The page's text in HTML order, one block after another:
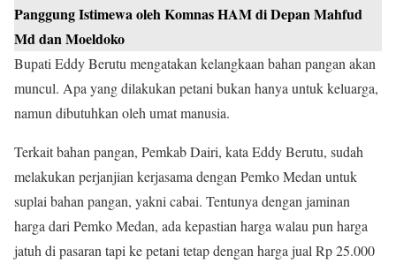
Panggung Istimewa oleh Komnas HAM di Depan Mahfud
Md dan Moeldoko
Bupati Eddy Berutu mengatakan kelangkaan bahan pangan akan
muncul. Apa yang dilakukan petani bukan hanya untuk keluarga,
namun dibutuhkan oleh umat manusia.
Terkait bahan pangan, Pemkab Dairi, kata Eddy Berutu, sudah
melakukan perjanjian kerjasama dengan Pemko Medan untuk
suplai bahan pangan, yakni cabai. Tentunya dengan jaminan
harga dari Pemko Medan, ada kepastian harga walau pun harga
jatuh di pasaran tapi ke petani tetap dengan harga jual Rp 25.000